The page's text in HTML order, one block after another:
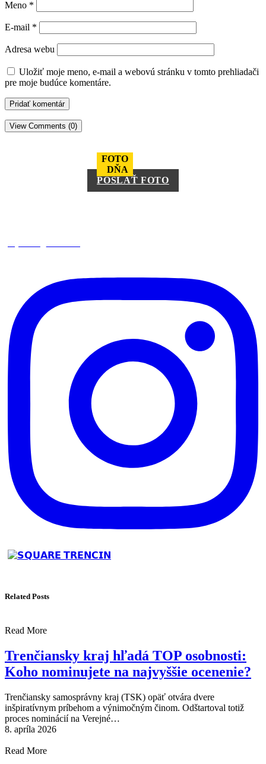
Meno *
E-mail *
Adresa webu
Uložiť moje meno, e-mail a webovú stránku v tomto prehliadači
pre moje budúce komentáre.
View Comments (0)
FOTO
DŇA
POSLAŤ FOTO
Related Posts
Read More
Trenčiansky kraj hľadá TOP osobnosti:
Koho nominujete na najvyššie ocenenie?
Trenčiansky samosprávny kraj (TSK) opäť otvára dvere
inšpiratívnym príbehom a výnimočným činom. Odštartoval totiž
proces nominácií na Verejné…
8. apríla 2026
Read More